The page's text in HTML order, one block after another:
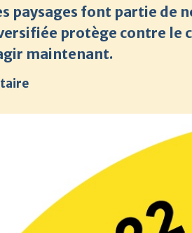
paysages font partie de
protège contre
maintenant.